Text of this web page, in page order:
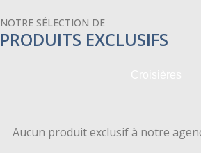
NOTRE SÉLECTION DE
PRODUITS EXCLUSIFS
Aucun produit exclusif à notre